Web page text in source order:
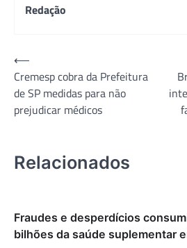
Redação
Navegação
de
Post
⟵
Cremesp cobra da Prefeitura
de SP medidas para não
prejudicar médicos
Relacionados
Fraudes e desperdícios
bilhões da saúde suplementar